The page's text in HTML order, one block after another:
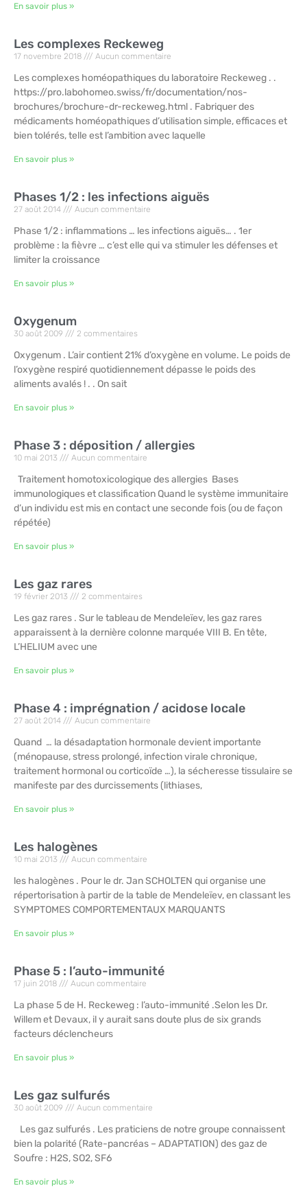
En savoir plus »
Les complexes Reckeweg
17 novembre 2018 Aucun commentaire
Les complexes homéopathiques du laboratoire Reckeweg . .
https://pro.labohomeo.swiss/fr/documentation/nos-
brochures/brochure-dr-reckeweg.html . Fabriquer des
médicaments homéopathiques d’utilisation simple, efficaces et
bien tolérés, telle est l’ambition avec laquelle
En savoir plus »
Phases 1/2 : les infections aiguës
27 août 2014 Aucun commentaire
Phase 1/2 : inflammations … les infections aiguës… . 1er
problème : la fièvre … c’est elle qui va stimuler les défenses et
limiter la croissance
En savoir plus »
Oxygenum
30 août 2009 2 commentaires
Oxygenum . L’air contient 21% d’oxygène en volume. Le poids de
l’oxygène respiré quotidiennement dépasse le poids des
aliments avalés ! . . On sait
En savoir plus »
Phase 3 : déposition / allergies
10 mai 2013 Aucun commentaire
Traitement homotoxicologique des allergies Bases
immunologiques et classification Quand le système immunitaire
d’un individu est mis en contact une seconde fois (ou de façon
répétée)
En savoir plus »
Les gaz rares
19 février 2013 2 commentaires
Les gaz rares . Sur le tableau de Mendeleïev, les gaz rares
apparaissent à la dernière colonne marquée VIII B. En tête,
L’HELIUM avec une
En savoir plus »
Phase 4 : imprégnation / acidose locale
27 août 2014 Aucun commentaire
Quand … la désadaptation hormonale devient importante
(ménopause, stress prolongé, infection virale chronique,
traitement hormonal ou corticoïde …), la sécheresse tissulaire se
manifeste par des durcissements (lithiases,
En savoir plus »
Les halogènes
10 mai 2013 Aucun commentaire
les halogènes . Pour le dr. Jan SCHOLTEN qui organise une
répertorisation à partir de la table de Mendeleïev, en classant les
SYMPTOMES COMPORTEMENTAUX MARQUANTS
En savoir plus »
Phase 5 : l’auto-immunité
17 juin 2018 Aucun commentaire
La phase 5 de H. Reckeweg : l’auto-immunité .Selon les Dr.
Willem et Devaux, il y aurait sans doute plus de six grands
facteurs déclencheurs
En savoir plus »
Les gaz sulfurés
30 août 2009 Aucun commentaire
Les gaz sulfurés . Les praticiens de notre groupe connaissent
bien la polarité (Rate-pancréas – ADAPTATION) des gaz de
Soufre : H2S, SO2, SF6
En savoir plus »